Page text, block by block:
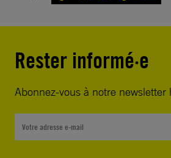
Rester informé·e
Abonnez-vous à notre newsletter